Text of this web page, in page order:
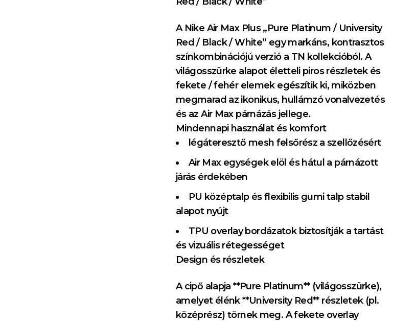
A Nike Air Max Plus „Pure Platinum / University
Red / Black / White” egy markáns, kontrasztos
színkombinációjú verzió a TN kollekcióból. A
világosszürke alapot életteli piros részletek és
fekete / fehér elemek egészítik ki, miközben
megmarad az ikonikus, hullámzó vonalvezetés
és az Air Max párnázás jellege.
Mindennapi használat és komfort
légáteresztő mesh felsőrész a szellőzésért
Air Max egységek elöl és hátul a párnázott
járás érdekében
PU középtalp és flexibilis gumi talp stabil
alapot nyújt
TPU overlay bordázatok biztosítják a tartást
és vizuális rétegességet
Design és részletek
A cipő alapja **Pure Platinum** (világosszürke),
amelyet élénk **University Red** részletek (pl.
középrész) törnek meg. A fekete overlay